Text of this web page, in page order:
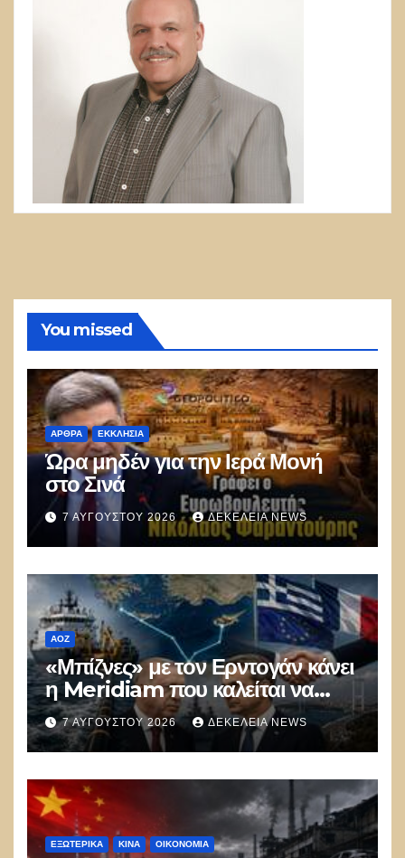
You missed
ΑΡΘΡΑ ΕΚΚΛΗΣΊΑ
Ώρα μηδέν για την Ιερά Μονή
στο Σινά
7 ΑΥΓΟΎΣΤΟΥ 2026 ΔΕΚΈΛΕΙΑ NEWS
ΑΟΖ
«Μπίζνες» με τον Ερντογάν κάνει
η Meridiam που καλείται να
ξεμπλοκάρει το καλώδιο
Ελλάδας–Κύπρου
7 ΑΥΓΟΎΣΤΟΥ 2026 ΔΕΚΈΛΕΙΑ NEWS
ΕΞΩΤΕΡΙΚΑ ΚΊΝΑ ΟΙΚΟΝΟΜΙΑ